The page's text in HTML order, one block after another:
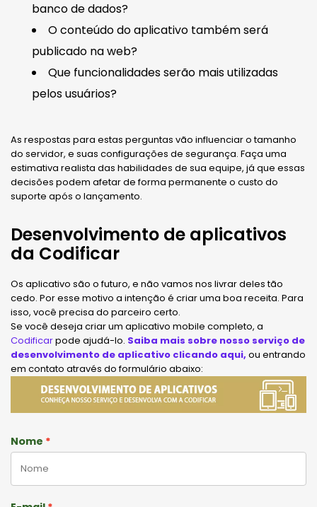
banco de dados?
O conteúdo do aplicativo também será
publicado na web?
Que funcionalidades serão mais utilizadas
pelos usuários?
As respostas para estas perguntas vão influenciar o tamanho
do servidor, e suas configurações de segurança. Faça uma
estimativa realista das habilidades de sua equipe, já que essas
decisões podem afetar de forma permanente o custo do
suporte após o lançamento.
Desenvolvimento de aplicativos
da Codificar
Os aplicativo são o futuro, e não vamos nos livrar deles tão
cedo. Por esse motivo a intenção é criar uma boa receita. Para
isso, você precisa do parceiro certo.
Se você deseja criar um aplicativo mobile completo, a
Codificarpode ajudá-lo. Saiba mais sobre nosso serviço de
desenvolvimento de aplicativo clicando aqui, ou entrando
em contato através do formulário abaixo:
Nome